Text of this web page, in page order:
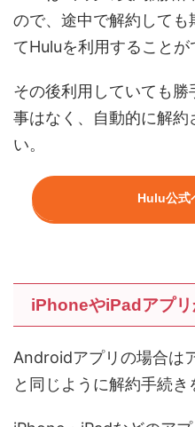
ので、途中で解約しても
てHuluを利用することが
その後利用していても
事はなく、自動的に解約
い。
Hulu公式
iPhoneやiPadアプ
Androidアプリの場合は
と同じように解約手続き